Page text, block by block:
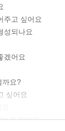
주고 싶어요
성되나요
겠어요
까요?
싶어요
지 않아요